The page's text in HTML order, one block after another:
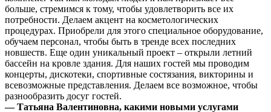
больше, стремимся к тому, чтобы удовлетворить все их
потребности. Делаем акцент на косметологических
процедурах. Приобрели для этого специальное оборудование,
обучаем персонал, чтобы быть в тренде всех последних
новшеств. Еще один уникальный проект – открыли летний
бассейн на кровле здания. Для наших гостей мы проводим
концерты, дискотеки, спортивные состязания, викторины и
всевозможные представления. Делаем все возможное, чтобы
разнообразить досуг гостей.
— Татьяна Валентиновна, какими новыми услугами